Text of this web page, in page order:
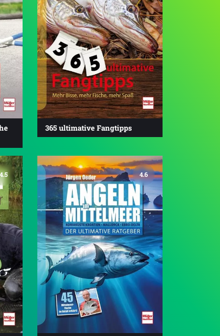
365 ultimative Fangtipps
4.5 4.6